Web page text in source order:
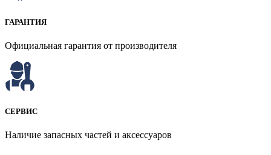
ГАРАНТИЯ
Официальная гарантия от производителя
СЕРВИС
Наличие запасных частей и аксессуаров